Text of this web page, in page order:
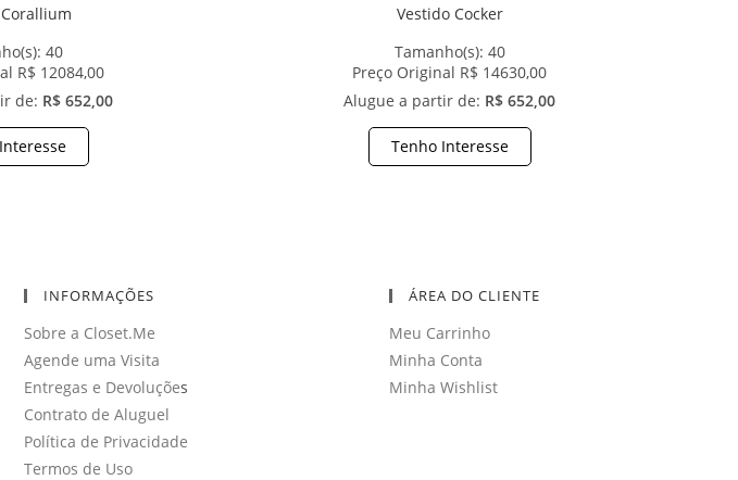
40
R$ 12084,00
de: R$ 652,00
Vestido Cocker
Tamanho(s): 40
Preço Original R$ 14630,00
Alugue a partir de: R$ 652,00
Tenho Interesse
INFORMAÇÕES
Sobre a Closet.Me
Agende uma Visita
Entregas e Devoluções
Contrato de Aluguel
Política de Privacidade
Termos de Uso
ÁREA DO CLIENTE
Meu Carrinho
Minha Conta
Minha Wishlist